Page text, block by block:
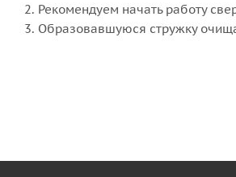
2. Рекомендуем начать работу
3. Образовавшуюся стружку